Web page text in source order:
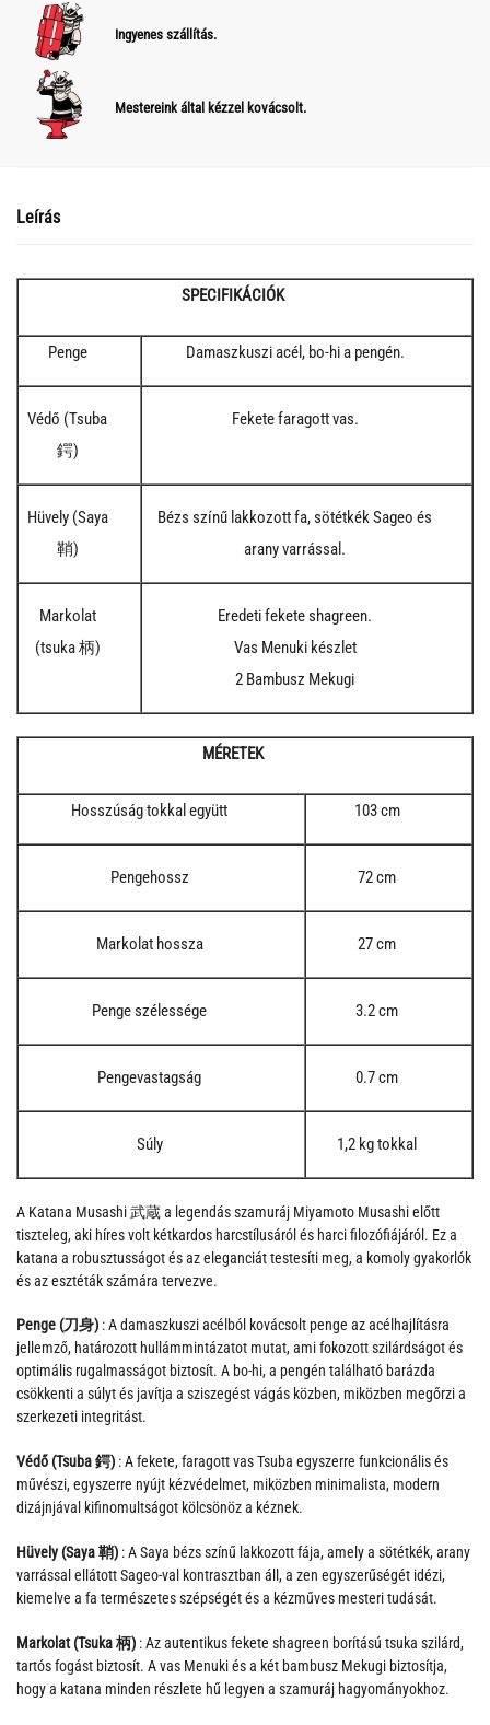
Ingyenes szállítás.
Mestereink által kézzel kovácsolt.
Leírás
SPECIFIKÁCIÓK
Penge Damaszkuszi acél, bo-hi a pengén.
Védő (Tsuba
鍔)
Fekete faragott vas.
Hüvely (Saya
鞘)
Bézs színű lakkozott fa, sötétkék Sageo és
arany varrással.
Markolat
(tsuka 柄)
Eredeti fekete shagreen.
Vas Menuki készlet
2 Bambusz Mekugi
MÉRETEK
Hosszúság tokkal együtt 103 cm
Pengehossz 72 cm
Markolat hossza 27 cm
Penge szélessége 3.2 cm
Pengevastagság 0.7 cm
Súly 1,2 kg tokkal
A Katana Musashi 武蔵 a legendás szamuráj Miyamoto Musashi előtt
tiszteleg, aki híres volt kétkardos harcstílusáról és harci filozófiájáról. Ez a
katana a robusztusságot és az eleganciát testesíti meg, a komoly gyakorlók
és az esztéták számára tervezve.
Penge (刀身) : A damaszkuszi acélból kovácsolt penge az acélhajlításra
jellemző, határozott hullámmintázatot mutat, ami fokozott szilárdságot és
optimális rugalmasságot biztosít. A bo-hi, a pengén található barázda
csökkenti a súlyt és javítja a sziszegést vágás közben, miközben megőrzi a
szerkezeti integritást.
Védő (Tsuba 鍔) : A fekete, faragott vas Tsuba egyszerre funkcionális és
művészi, egyszerre nyújt kézvédelmet, miközben minimalista, modern
dizájnjával kifinomultságot kölcsönöz a kéznek.
Hüvely (Saya 鞘) : A Saya bézs színű lakkozott fája, amely a sötétkék, arany
varrással ellátott Sageo-val kontrasztban áll, a zen egyszerűségét idézi,
kiemelve a fa természetes szépségét és a kézműves mesteri tudását.
Markolat (Tsuka 柄) : Az autentikus fekete shagreen borítású tsuka szilárd,
tartós fogást biztosít. A vas Menuki és a két bambusz Mekugi biztosítja,
hogy a katana minden részlete hű legyen a szamuráj hagyományokhoz.